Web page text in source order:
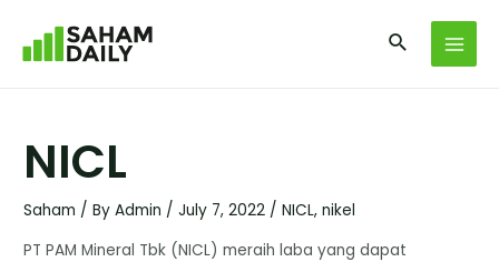
NICL
Saham / ByAdmin /July 7, 2022 /NICL,nikel
PT PAM Mineral Tbk (NICL) meraih laba yang dapat